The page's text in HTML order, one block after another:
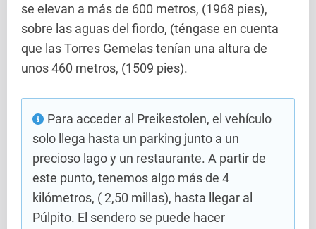
se elevan a más de 600 metros, (1968 pies),
sobre las aguas del fiordo, (téngase en cuenta
que las Torres Gemelas tenían una altura de
unos 460 metros, (1509 pies).
Para acceder al Preikestolen, el vehículo
solo llega hasta un parking junto a un
precioso lago y un restaurante. A partir de
este punto, tenemos algo más de 4
kilómetros, ( 2,50 millas), hasta llegar al
Púlpito. El sendero se puede hacer